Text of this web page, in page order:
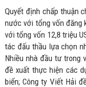
Quyết định chấp thuận
nước với tổng vốn đăng
với tổng vốn 12,8 triệu
tác đấu thầu lựa chọn
Nhiều nhà đầu tư trong
đề xuất thực hiện các
biển; Công ty Viết Hải